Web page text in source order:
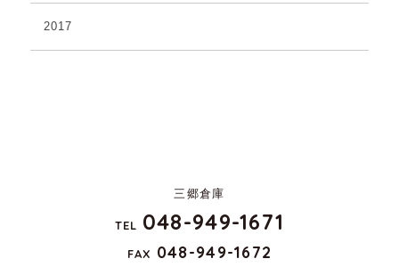
2017
三郷倉庫
TEL 048-949-1671
FAX 048-949-1672